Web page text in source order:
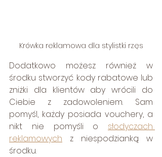
Krówka reklamowa dla stylistki rzęs
Dodatkowo możesz również w
środku stworzyć kody rabatowe lub
zniżki dla klientów aby wrócili do
Ciebie z zadowoleniem. Sam
pomyśl, każdy posiada vouchery, a
nikt nie pomyśli o słodyczach
reklamowych z niespodzianką w
środku.